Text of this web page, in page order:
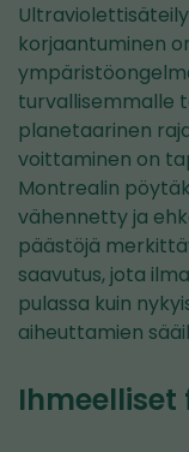
korjaantuminen
turvallisemmalle
planetaarinen
voittaminen on
Montrealin
vähennetty ja
päästöjä
saavutus, jota
pulassa kuin
aiheuttamien
Ihmeelliset